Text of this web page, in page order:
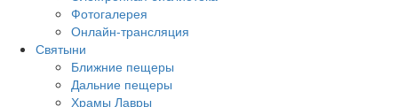
Фотогалерея
Онлайн-трансляция
Святыни
Ближние пещеры
Дальние пещеры
Храмы Лавры